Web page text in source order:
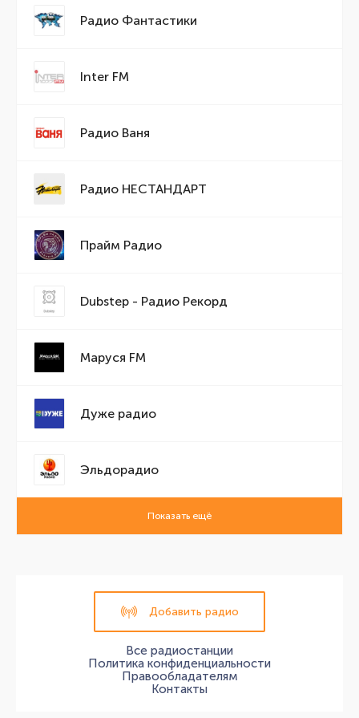
Радио Фантастики
Inter FM
Радио Ваня
Радио НЕСТАНДАРТ
Прайм Радио
Dubstep - Радио Рекорд
Маруся FM
Дуже радио
Эльдорадио
Показать ещё
Добавить радио
Все радиостанции
Политика конфиденциальности
Правообладателям
Контакты